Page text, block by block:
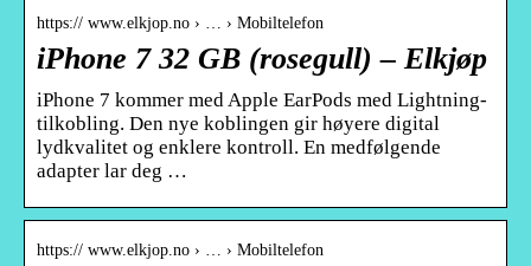
https:// www.elkjop.no › … › Mobiltelefon
iPhone 7 32 GB (rosegull) – Elkjøp
iPhone 7 kommer med Apple EarPods med Lightning-
tilkobling. Den nye koblingen gir høyere digital
lydkvalitet og enklere kontroll. En medfølgende
adapter lar deg …
https:// www.elkjop.no › … › Mobiltelefon